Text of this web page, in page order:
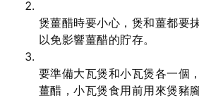
煲薑醋時要小心，煲和薑都要
以免影響薑醋的貯存。
要準備大瓦煲和小瓦煲各一個
薑醋，小瓦煲食用前用來煲豬腳